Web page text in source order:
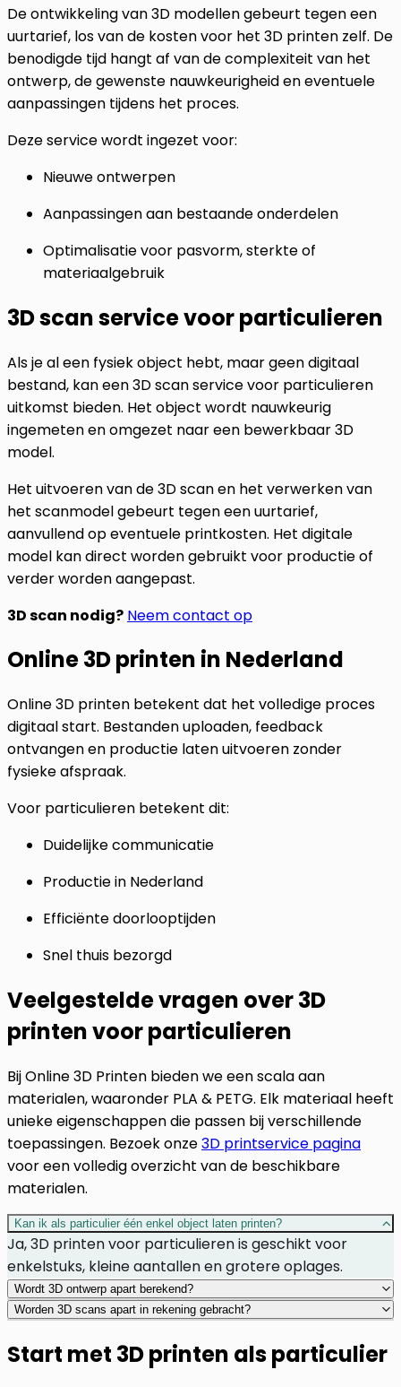
De ontwikkeling van 3D modellen gebeurt tegen een
uurtarief, los van de kosten voor het 3D printen zelf. De
benodigde tijd hangt af van de complexiteit van het
ontwerp, de gewenste nauwkeurigheid en eventuele
aanpassingen tijdens het proces.
Deze service wordt ingezet voor:
Nieuwe ontwerpen
Aanpassingen aan bestaande onderdelen
Optimalisatie voor pasvorm, sterkte of
materiaalgebruik
3D scan service voor particulieren
Als je al een fysiek object hebt, maar geen digitaal
bestand, kan een 3D scan service voor particulieren
uitkomst bieden. Het object wordt nauwkeurig
ingemeten en omgezet naar een bewerkbaar 3D
model.
Het uitvoeren van de 3D scan en het verwerken van
het scanmodel gebeurt tegen een uurtarief,
aanvullend op eventuele printkosten. Het digitale
model kan direct worden gebruikt voor productie of
verder worden aangepast.
3D scan nodig? Neem contact op
Online 3D printen in Nederland
Online 3D printen betekent dat het volledige proces
digitaal start. Bestanden uploaden, feedback
ontvangen en productie laten uitvoeren zonder
fysieke afspraak.
Voor particulieren betekent dit:
Duidelijke communicatie
Productie in Nederland
Efficiënte doorlooptijden
Snel thuis bezorgd
Veelgestelde vragen over 3D
printen voor particulieren
Bij Online 3D Printen bieden we een scala aan
materialen, waaronder PLA & PETG. Elk materiaal heeft
unieke eigenschappen die passen bij verschillende
toepassingen. Bezoek onze3D printservice pagina
voor een volledig overzicht van de beschikbare
materialen.
Kan ik als particulier één enkel object laten printen?
Ja, 3D printen voor particulieren is geschikt voor
enkelstuks, kleine aantallen en grotere oplages.
Wordt 3D ontwerp apart berekend?
Worden 3D scans apart in rekening gebracht?
Start met 3D printen als particulier